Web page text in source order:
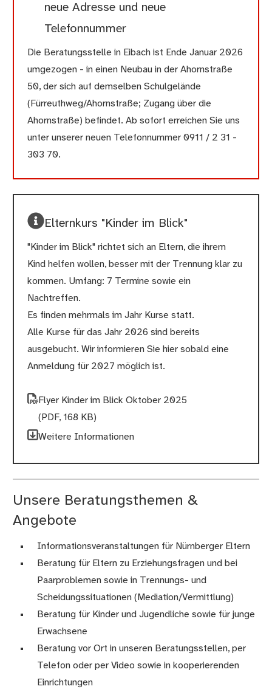
neue Adresse und neue
Telefonnummer
Die Beratungsstelle in Eibach ist Ende Januar 2026
umgezogen - in einen Neubau in der Ahornstraße
50, der sich auf demselben Schulgelände
(Fürreuthweg/Ahornstraße; Zugang über die
Ahornstraße) befindet. Ab sofort erreichen Sie uns
unter unserer neuen Telefonnummer 0911 / 2 31 -
303 70.
Elternkurs "Kinder im Blick"
"Kinder im Blick" richtet sich an Eltern, die ihrem
Kind helfen wollen, besser mit der Trennung klar zu
kommen. Umfang: 7 Termine sowie ein
Nachtreffen.
Es finden mehrmals im Jahr Kurse statt.
Alle Kurse für das Jahr 2026 sind bereits
ausgebucht. Wir informieren Sie hier sobald eine
Anmeldung für 2027 möglich ist.
Flyer Kinder im Blick Oktober 2025
(PDF, 168 KB)
Weitere Informationen
Unsere Beratungsthemen &
Angebote
Informationsveranstaltungen für Nürnberger Eltern
Beratung für Eltern zu Erziehungsfragen und bei
Paarproblemen sowie in Trennungs- und
Scheidungssituationen (Mediation/Vermittlung)
Beratung für Kinder und Jugendliche sowie für junge
Erwachsene
Beratung vor Ort in unseren Beratungsstellen, per
Telefon oder per Video sowie in kooperierenden
Einrichtungen